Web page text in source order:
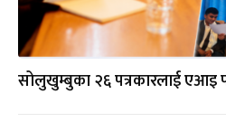
सोलुखुम्बुका २६ पत्रकारलाई एआइ